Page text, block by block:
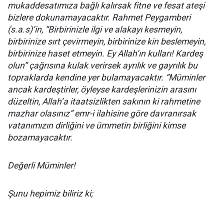
mukaddesatımıza bağlı kalırsak fitne ve fesat ateşi
bizlere dokunamayacaktır. Rahmet Peygamberi
(s.a.s)’in, “Birbirinizle ilgi ve alakayı kesmeyin,
birbirinize sırt çevirmeyin, birbirinize kin beslemeyin,
birbirinize haset etmeyin. Ey Allah’ın kulları! Kardeş
olun” çağrısına kulak verirsek ayrılık ve gayrılık bu
topraklarda kendine yer bulamayacaktır. “Müminler
ancak kardeştirler, öyleyse kardeşlerinizin arasını
düzeltin, Allah’a itaatsizlikten sakının ki rahmetine
mazhar olasınız” emr-i ilahisine göre davranırsak
vatanımızın dirliğini ve ümmetin birliğini kimse
bozamayacaktır.
Değerli Müminler!
Şunu hepimiz biliriz ki;